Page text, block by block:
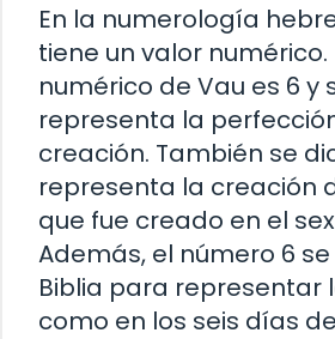
En la numerología
tiene un valor numérico.
numérico de Vau es 6 y
representa la
creación. También se
representa la creación
que fue creado en el
Además, el número 6
Biblia para representar
como en los seis días